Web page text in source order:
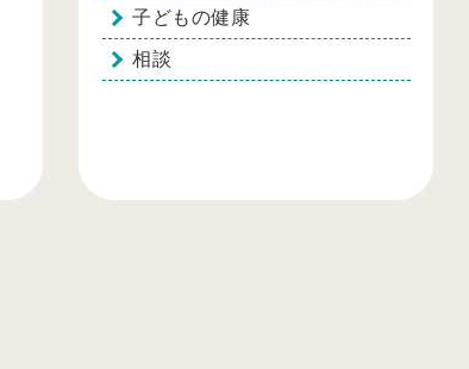
子どもの健康
相談